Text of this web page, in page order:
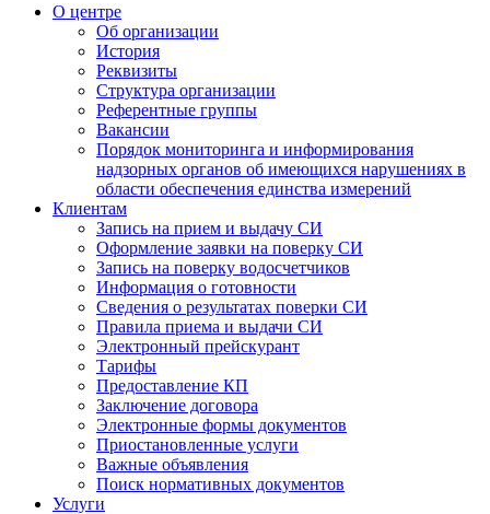
О центре
Об организации
История
Реквизиты
Структура организации
Референтные группы
Вакансии
Порядок мониторинга и информирования
надзорных органов об имеющихся нарушениях в
области обеспечения единства измерений
Клиентам
Запись на прием и выдачу СИ
Оформление заявки на поверку СИ
Запись на поверку водосчетчиков
Информация о готовности
Сведения о результатах поверки СИ
Правила приема и выдачи СИ
Электронный прейскурант
Тарифы
Предоставление КП
Заключение договора
Электронные формы документов
Приостановленные услуги
Важные объявления
Поиск нормативных документов
Услуги